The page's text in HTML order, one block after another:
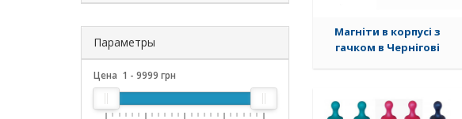
Параметры
Цена 1 - 9999 грн
Магніти в корпусі з
гачком в Чернігові